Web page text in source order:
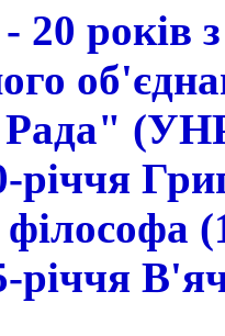
20 років
Рада"
річчя
філософа
річчя